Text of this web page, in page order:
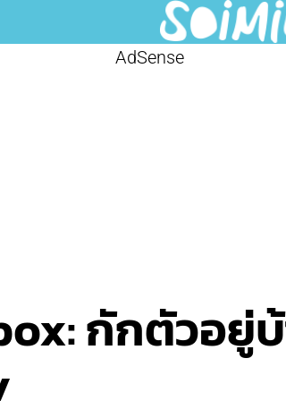
AdSense
กักตัวอยู่